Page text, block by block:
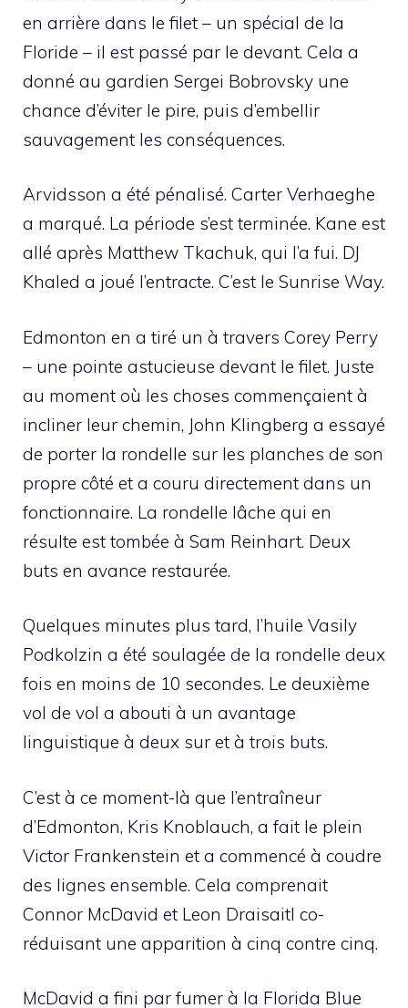
en arrière dans le filet – un spécial de la
Floride – il est passé par le devant. Cela a
donné au gardien Sergei Bobrovsky une
chance d’éviter le pire, puis d’embellir
sauvagement les conséquences.
Arvidsson a été pénalisé. Carter Verhaeghe
a marqué. La période s’est terminée. Kane est
allé après Matthew Tkachuk, qui l’a fui. DJ
Khaled a joué l’entracte. C’est le Sunrise Way.
Edmonton en a tiré un à travers Corey Perry
– une pointe astucieuse devant le filet. Juste
au moment où les choses commençaient à
incliner leur chemin, John Klingberg a essayé
de porter la rondelle sur les planches de son
propre côté et a couru directement dans un
fonctionnaire. La rondelle lâche qui en
résulte est tombée à Sam Reinhart. Deux
buts en avance restaurée.
Quelques minutes plus tard, l’huile Vasily
Podkolzin a été soulagée de la rondelle deux
fois en moins de 10 secondes. Le deuxième
vol de vol a abouti à un avantage
linguistique à deux sur et à trois buts.
C’est à ce moment-là que l’entraîneur
d’Edmonton, Kris Knoblauch, a fait le plein
Victor Frankenstein et a commencé à coudre
des lignes ensemble. Cela comprenait
Connor McDavid et Leon Draisaitl co-
réduisant une apparition à cinq contre cinq.
McDavid a fini par fumer à la Florida Blue